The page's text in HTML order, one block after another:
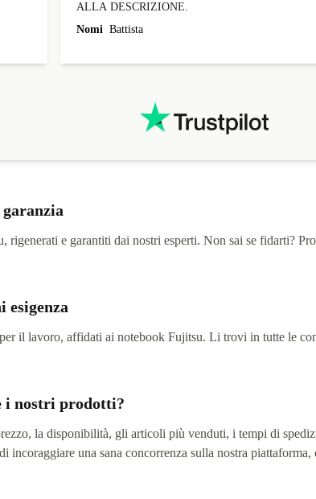
ALLA DESCRIZIONE.
Nomi Battista
e garantiti dai nostri esperti. Non sai se fidarti?
il lavoro, affidati ai notebook Fujitsu. Li trovi in tutte le
i nostri prodotti?
la disponibilità, gli articoli più venduti, i tempi di
una sana concorrenza sulla nostra